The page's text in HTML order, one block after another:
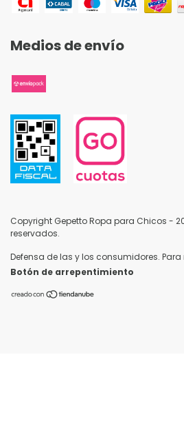
Medios de envío
Copyright Gepetto Ropa para Chicos -
reservados.
Defensa de las y los consumidores.
Botón de arrepentimiento